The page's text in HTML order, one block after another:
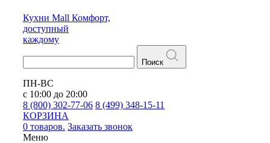
Кухни Mall Комфорт,
доступный
каждому
Поиск
ПН-ВС
с 10:00 до 20:00
8 (800) 302-77-06 8 (499) 348-15-11
КОРЗИНА
0 товаров. Заказать звонок
Меню